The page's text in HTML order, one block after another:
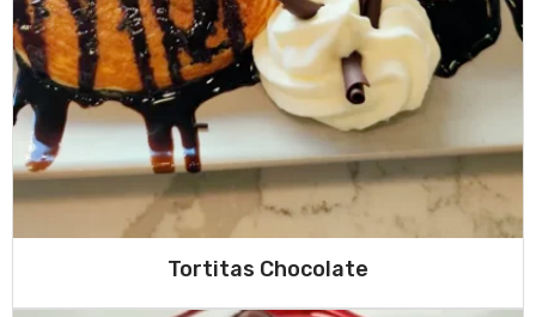
Tortitas Chocolate